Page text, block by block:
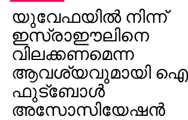
യുവേഫയില്‍ നിന്ന്
ഇസ്രാഈലിനെ
വിലക്കണമെന്ന
ആവശ്യവുമായി
ഫുട്‌ബോള്‍
അസോസിയേഷന്‍